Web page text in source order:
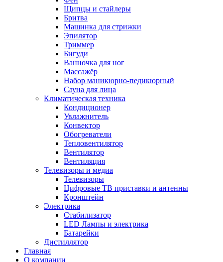
Щипцы и стайлеры
Бритва
Машинка для стрижки
Эпилятор
Триммер
Бигуди
Ванночка для ног
Массажёр
Набор маникюрно-педикюрный
Сауна для лица
Климатическая техника
Кондиционер
Увлажнитель
Конвектор
Обогреватели
Тепловентилятор
Вентилятор
Вентиляция
Телевизоры и медиа
Телевизоры
Цифровые ТВ приставки и антенны
Кронштейн
Электрика
Стабилизатор
LED Лампы и электрика
Батарейки
Дистиллятор
Главная
О компании